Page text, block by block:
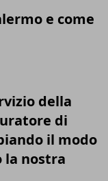
e come
della
di
il modo
la nostra